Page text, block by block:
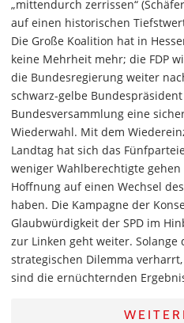
„mittendurch zerrissen“
auf einen historischen
Die Große Koalition hat in
keine Mehrheit mehr; die FDP
die Bundesregierung weiter
schwarz-gelbe
Bundesversammlung eine
Wiederwahl. Mit dem
Landtag hat sich das
weniger Wahlberechtigte
Hoffnung auf einen Wechsel
haben. Die Kampagne der
Glaubwürdigkeit der SPD im
zur Linken geht weiter. Solange
strategischen Dilemma
sind die ernüchternden